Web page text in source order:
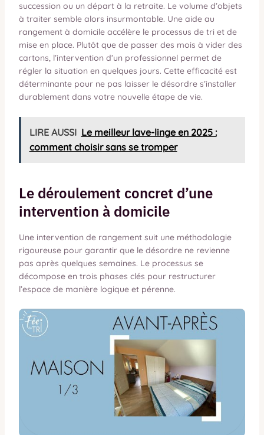
succession ou un départ à la retraite. Le volume d’objets
à traiter semble alors insurmontable. Une aide au
rangement à domicile accélère le processus de tri et de
mise en place. Plutôt que de passer des mois à vider des
cartons, l’intervention d’un professionnel permet de
régler la situation en quelques jours. Cette efficacité est
déterminante pour ne pas laisser le désordre s’installer
durablement dans votre nouvelle étape de vie.
LIRE AUSSI Le meilleur lave-linge en 2025 :
comment choisir sans se tromper
Le déroulement concret d’une
intervention à domicile
Une intervention de rangement suit une méthodologie
rigoureuse pour garantir que le désordre ne revienne
pas après quelques semaines. Le processus se
décompose en trois phases clés pour restructurer
l’espace de manière logique et pérenne.